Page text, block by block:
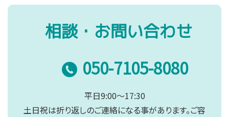
相談・お問い合わせ
050-7105-8080
平日9:00～17:30
土日祝は折り返しのご連絡になる事があります。ご容